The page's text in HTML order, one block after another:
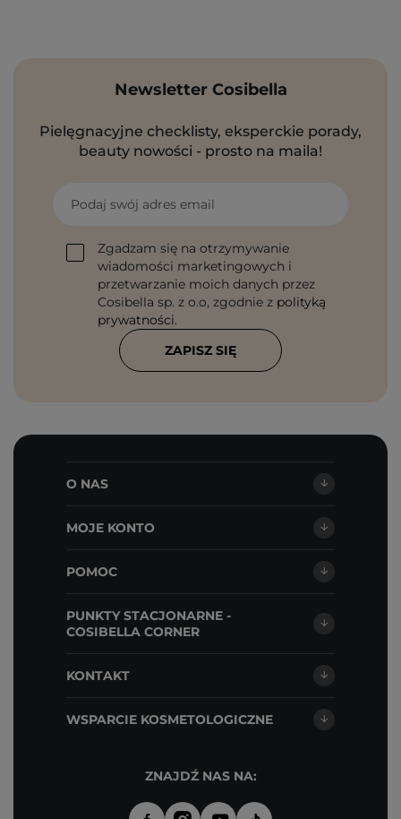
Newsletter Cosibella
Pielęgnacyjne checklisty, eksperckie porady,
beauty nowości - prosto na maila!
Podaj swój adres email
Zgadzam się na otrzymywanie
wiadomości marketingowych i
przetwarzanie moich danych przez
Cosibella sp. z o.o, zgodnie z polityką
prywatności.
ZAPISZ SIĘ
O NAS
MOJE KONTO
POMOC
PUNKTY STACJONARNE -
COSIBELLA CORNER
KONTAKT
WSPARCIE KOSMETOLOGICZNE
ZNAJDŹ NAS NA: